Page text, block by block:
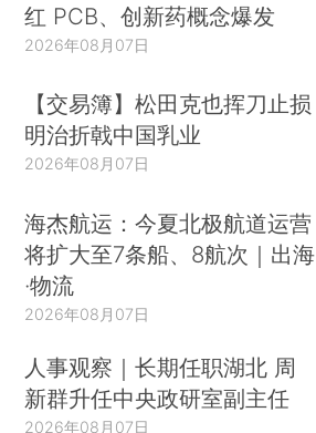
红 PCB、创新药概念爆发
2026年08月07日
【交易簿】松田克也挥刀止损
明治折戟中国乳业
2026年08月07日
海杰航运：今夏北极航道运营
将扩大至7条船、8航次｜出海
·物流
2026年08月07日
人事观察｜长期任职湖北 周
新群升任中央政研室副主任
2026年08月07日